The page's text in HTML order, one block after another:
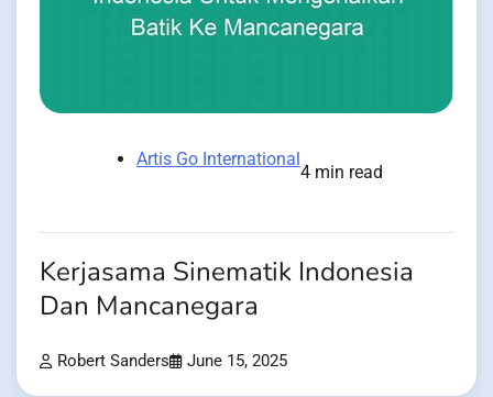
Artis Go International
4 min read
Kerjasama Sinematik Indonesia
Dan Mancanegara
Robert Sanders June 15, 2025